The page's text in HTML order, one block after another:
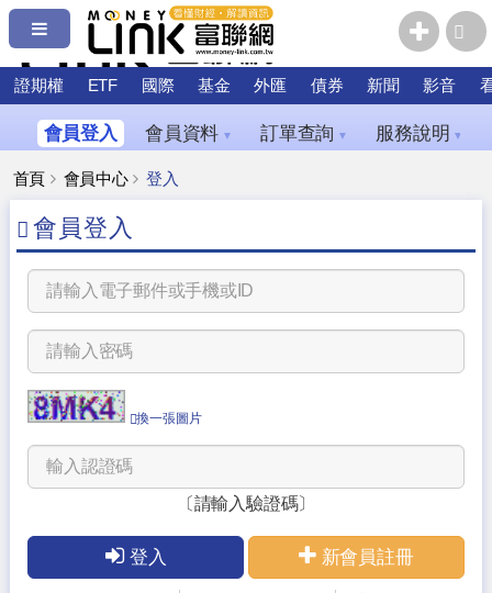
證期權 ETF 國際 基金 外匯 債券 新聞 影音
會員登入 會員資料 ▼ 訂單查詢 ▼ 服務說明 ▼
首頁 會員中心 登入
會員登入
換一張圖片
〔請輸入驗證碼〕
登入 新會員註冊